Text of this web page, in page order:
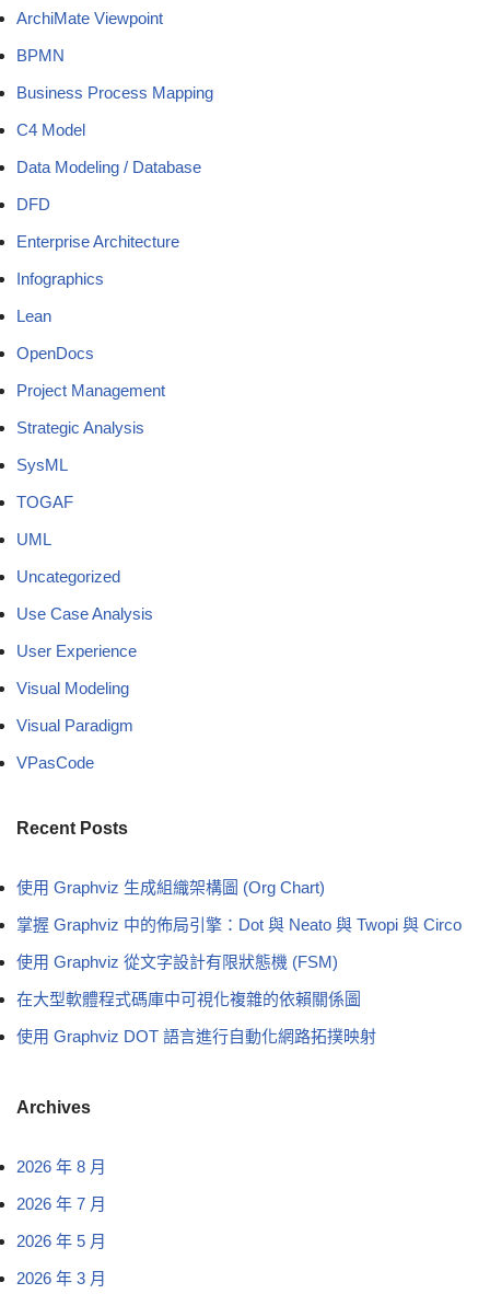
ArchiMate Viewpoint
BPMN
Business Process Mapping
C4 Model
Data Modeling / Database
DFD
Enterprise Architecture
Infographics
Lean
OpenDocs
Project Management
Strategic Analysis
SysML
TOGAF
UML
Uncategorized
Use Case Analysis
User Experience
Visual Modeling
Visual Paradigm
VPasCode
Recent Posts
使用 Graphviz 生成組織架構圖 (Org Chart)
掌握 Graphviz 中的佈局引擎：Dot 與 Neato 與 Twopi 與 Circo
使用 Graphviz 從文字設計有限狀態機 (FSM)
在大型軟體程式碼庫中可視化複雜的依賴關係圖
使用 Graphviz DOT 語言進行自動化網路拓撲映射
Archives
2026 年 8 月
2026 年 7 月
2026 年 5 月
2026 年 3 月